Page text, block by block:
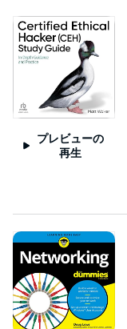
プレビューの
再生